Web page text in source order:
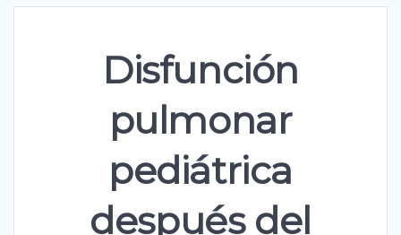
Disfunción
pulmonar
pediátrica
después del